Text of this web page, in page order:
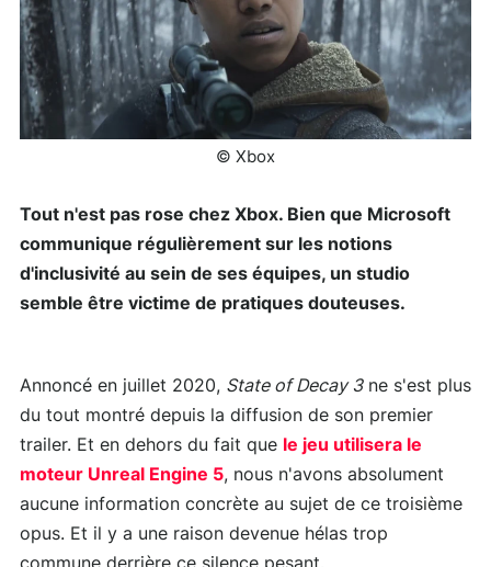
© Xbox
Tout n'est pas rose chez Xbox. Bien que Microsoft
communique régulièrement sur les notions
d'inclusivité au sein de ses équipes, un studio
semble être victime de pratiques douteuses.
Annoncé en juillet 2020, State of Decay 3ne s'est plus
du tout montré depuis la diffusion de son premier
trailer. Et en dehors du fait que le jeu utilisera le
moteur Unreal Engine 5, nous n'avons absolument
aucune information concrète au sujet de ce troisième
opus. Et il y a une raison devenue hélas trop
commune derrière ce silence pesant.